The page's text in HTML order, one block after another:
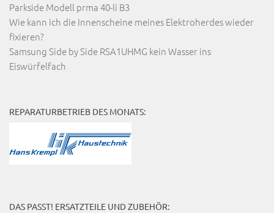
Parkside Modell prma 40-li B3
Wie kann ich die Innenscheine meines Elektroherdes wieder
fixieren?
Samsung Side by Side RSA1UHMG kein Wasser ins
Eiswürfelfach
REPARATURBETRIEB DES MONATS:
DAS PASST! ERSATZTEILE UND ZUBEHÖR: